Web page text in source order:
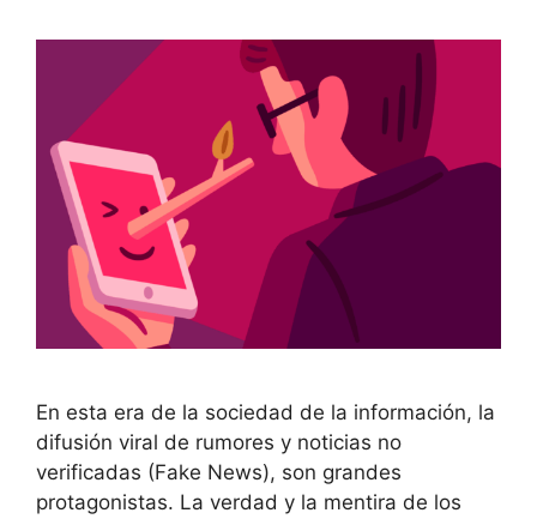
En esta era de la sociedad de la información, la
difusión viral de rumores y noticias no
verificadas (Fake News), son grandes
protagonistas. La verdad y la mentira de los